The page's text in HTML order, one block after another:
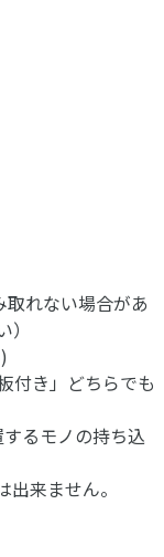
れない場合があ
付き」どちらでも
るモノの持ち込
来ません。